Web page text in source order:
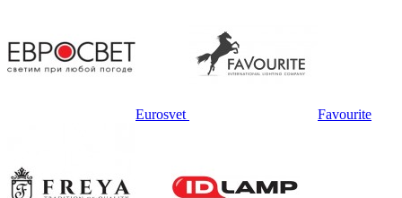
Eurosvet Favourite